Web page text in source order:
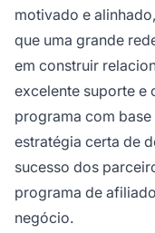
motivado e
que uma grande
em construir
excelente suporte e
programa com
estratégia certa de
sucesso dos
programa de
negócio.